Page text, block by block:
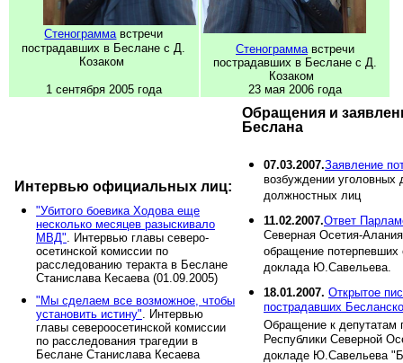
Стенограмма встречи
пострадавших в Беслане с Д.
Козаком
1 сентября 2005 года
Стенограммавстречи
пострадавших в Беслане с Д.
Козаком
23 мая 2006 года
Интервью официальных лиц:
"Убитого боевика Ходова еще
несколько месяцев разыскивало
МВД". Интервью главы северо-
осетинской комиссии по
расследованию теракта в Беслане
Станислава Кесаева (01.09.2005)
"Мы сделаем все возможное, чтобы
установить истину". Интервью
главы североосетинской комиссии
по расследования трагедии в
Беслане Станислава Кесаева
Обращения и
Беслана
07.03.2007.Заявление
возбуждении уголовных
должностных лиц
11.02.2007.Ответ
Северная Осетия-
обращение потерпевших
доклада Ю.Савельева.
18.01.2007. Открытое
пострадавших
Обращение к депутатам
Республики Северной
докладе Ю.Савельева